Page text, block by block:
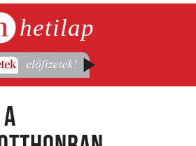
hetilap